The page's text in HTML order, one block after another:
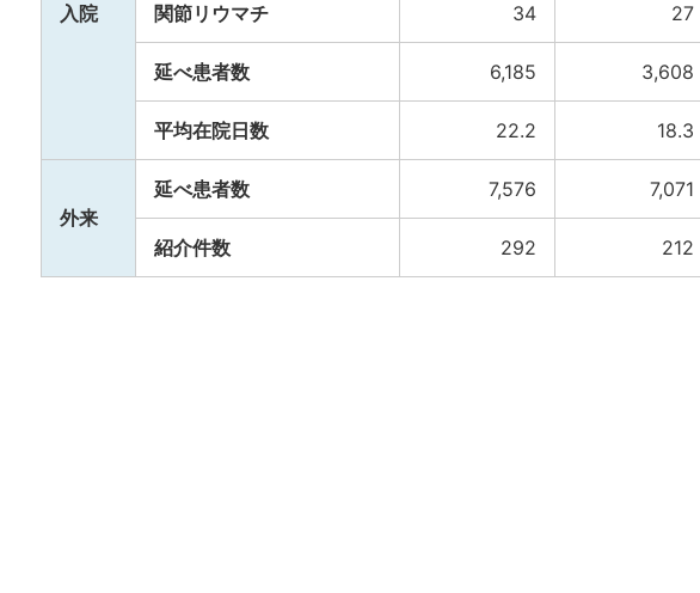
入院 関節リウマチ 34 27
延べ患者数 6,185 3,608
平均在院日数 22.2 18.3
外来
延べ患者数 7,576 7,071
紹介件数 292 212